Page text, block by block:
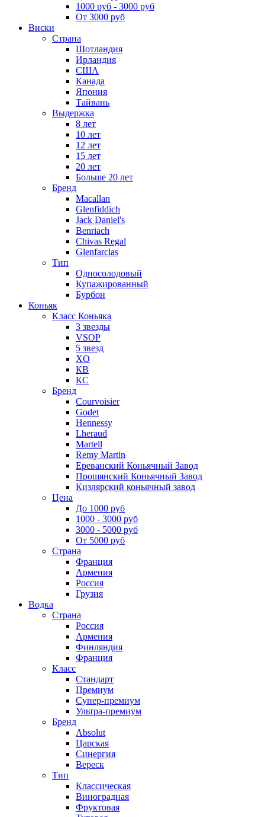
1000 руб - 3000 руб
От 3000 руб
Виски
Страна
Шотландия
Ирландия
США
Канада
Япония
Тайвань
Выдержка
8 лет
10 лет
12 лет
15 лет
20 лет
Больше 20 лет
Бренд
Macallan
Glenfiddich
Jack Daniel's
Benriach
Chivas Regal
Glenfarclas
Тип
Односолодовый
Купажированный
Бурбон
Коньяк
Класс Коньяка
3 звезды
VSOP
5 звезд
XO
КВ
КС
Бренд
Courvoisier
Godet
Hennessy
Lheraud
Martell
Remy Martin
Ереванский Коньячный Завод
Прошянский Коньячный Завод
Кизлярский коньячный завод
Цена
До 1000 руб
1000 - 3000 руб
3000 - 5000 руб
От 5000 руб
Страна
Франция
Армения
Россия
Грузия
Водка
Страна
Россия
Армения
Финляндия
Франция
Класс
Стандарт
Премиум
Супер-премиум
Ультра-премиум
Бренд
Absolut
Царская
Синергия
Вереск
Тип
Классическая
Виноградная
Фруктовая